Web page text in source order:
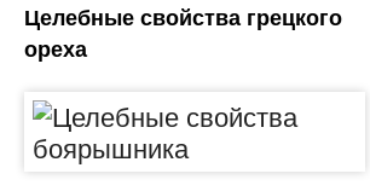
Целебные свойства грецкого
ореха